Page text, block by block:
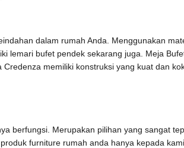
dalam rumah Anda. Menggunakan
lemari bufet pendek sekarang juga. Meja
memiliki konstruksi yang kuat dan
berfungsi. Merupakan pilihan yang sangat
furniture rumah anda hanya kepada